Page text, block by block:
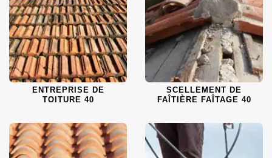
ENTREPRISE DE
TOITURE 40
SCELLEMENT DE
FAÎTIÈRE FAÎTAGE 40